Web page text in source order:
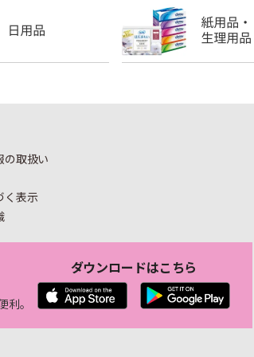
の取扱い
く表示
利。
ダウンロードはこちら